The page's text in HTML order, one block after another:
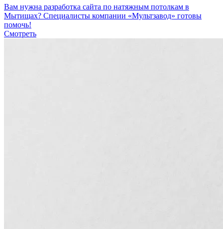
Вам нужна разработка сайта по натяжным потолкам в
Мытищах? Специалисты компании «Мультзавод» готовы
помочь!
Смотреть